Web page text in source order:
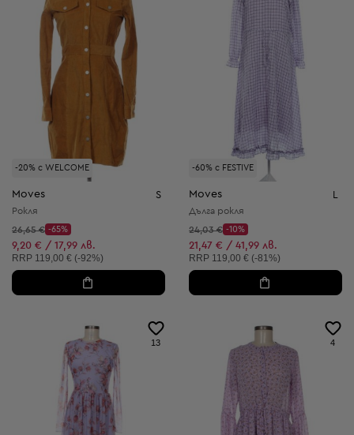
-20% с WELCOME
Moves S
Рокля
Начална цена:
26,65 €
Discount Price:
-65%
Намалена цена:
9,20 € / 17,99 лв.
Препоръчителна цена:
RRP 119,00 € (-92%)
-60% с FESTIVE
Moves L
Дълга рокля
Начална цена:
24,03 €
Discount Price:
-10%
Намалена цена:
21,47 € / 41,99 лв.
Препоръчителна цена:
RRP 119,00 € (-81%)
13 4